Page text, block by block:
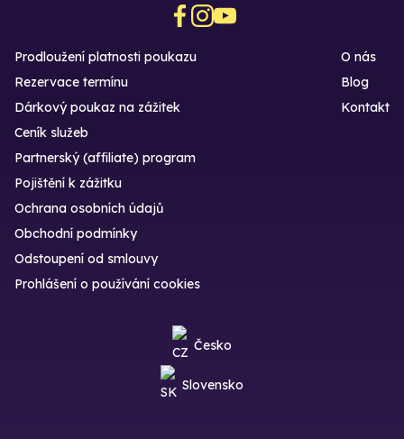
Prodloužení platnosti poukazu
Rezervace termínu
Dárkový poukaz na zážitek
O nás
Blog
Kontakt
Ceník služeb
Partnerský (affiliate) program
Pojištění k zážitku
Ochrana osobních údajů
Obchodní podmínky
Odstoupení od smlouvy
Prohlášení o používání cookies
Česko
Slovensko